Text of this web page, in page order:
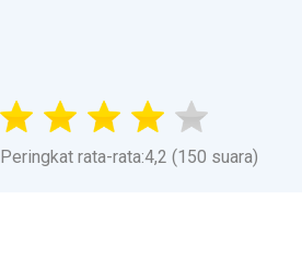
Peringkat rata-rata:4,2 (150 suara)